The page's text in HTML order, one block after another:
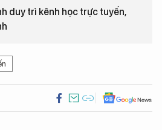
duy trì kênh học trực tuyến,